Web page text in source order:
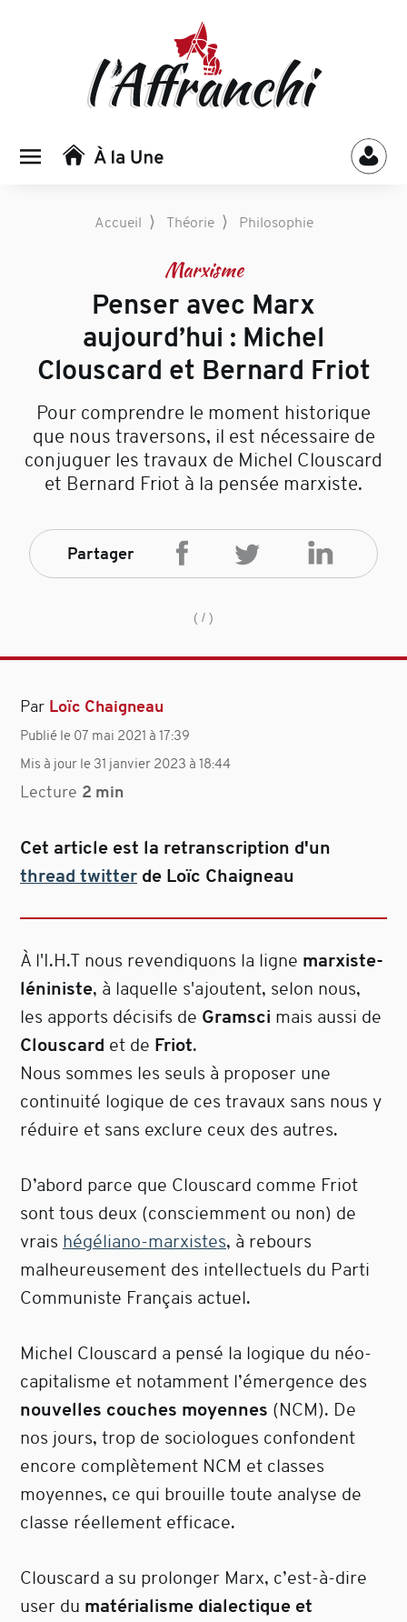
Accueil ⟩ Théorie⟩ Philosophie
Marxisme
Penser avec Marx
aujourd’hui : Michel
Clouscard et Bernard Friot
Pour comprendre le moment historique
que nous traversons, il est nécessaire de
conjuguer les travaux de Michel Clouscard
et Bernard Friot à la pensée marxiste.
Partager
( / )
Par Loïc Chaigneau
Publié le 07 mai 2021 à 17:39
Mis à jour le 31 janvier 2023 à 18:44
Lecture 2 min
Cet article est la retranscription d'un
thread twitter de Loïc Chaigneau
À l'I.H.T nous revendiquons la ligne marxiste-
léniniste, à laquelle s'ajoutent, selon nous,
les apports décisifs de Gramsci mais aussi de
Clouscard et de Friot.
Nous sommes les seuls à proposer une
continuité logique de ces travaux sans nous y
réduire et sans exclure ceux des autres.
D’abord parce que Clouscard comme Friot
sont tous deux (consciemment ou non) de
vrais hégéliano-marxistes, à rebours
malheureusement des intellectuels du Parti
Communiste Français actuel.
Michel Clouscard a pensé la logique du néo-
capitalisme et notamment l’émergence des
nouvelles couches moyennes (NCM). De
nos jours, trop de sociologues confondent
encore complètement NCM et classes
moyennes, ce qui brouille toute analyse de
classe réellement efficace.
Clouscard a su prolonger Marx, c’est-à-dire
user du matérialisme dialectique et